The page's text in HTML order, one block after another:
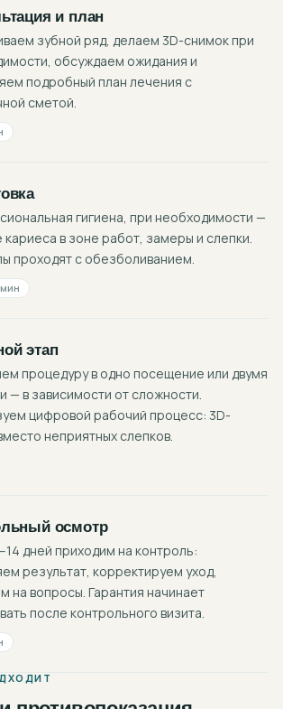
и план
зубной ряд, делаем 3D-снимок при
обсуждаем ожидания и
подробный план лечения с
сметой.
гигиена, при необходимости —
кариеса в зоне работ, замеры и слепки.
проходят с обезболиванием.
этап
процедуру в одно посещение или двумя
— в зависимости от сложности.
цифровой рабочий процесс: 3D-
неприятных слепков.
осмотр
дней приходим на контроль:
результат, корректируем уход,
на вопросы. Гарантия начинает
после контрольного визита.